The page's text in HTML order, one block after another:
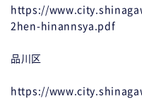
https://
2hen-hinannsya.pdf
品川区
https://